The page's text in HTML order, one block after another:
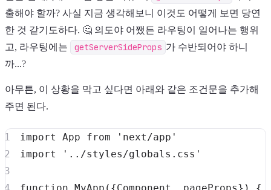
출해야 할까? 사실 지금 생각해보니 이것도 어떻게 보면 당연
한 것 같기도하다. 🤔 의도야 어쨌든 라우팅이 일어나는 행위
고, 라우팅에는
getServerSideProps 가 수반되어야 하니
까...?
아무튼, 이 상황을 막고 싶다면 아래와 같은 조건문을 추가해
주면 된다.
import App from
'next/app'
import
'../styles/globals.css'